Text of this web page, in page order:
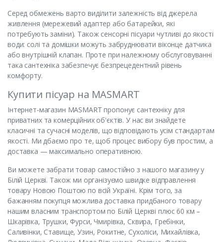
Серед обмежень варто виділити залежність від джерела
живлення (мережевий адаптер або батарейки, які
потребують заміни). Також сенсорні пісуари чутливі до якості
води: солі та домішки можуть забруднювати віконце датчика
або внутрішній клапан. Проте при належному обслуговуванні
така сантехніка забезпечує безпрецедентний рівень
комфорту.
Купити пісуар на MASMART
Інтернет-магазин MASMART пропонує сантехніку для
приватних та комерційних об'єктів. У нас ви знайдете
класичні та сучасні моделів, що відповідають усім стандартам
якості. Ми дбаємо про те, щоб процес вибору був простим, а
доставка — максимально оперативною.
Ви можете забрати товар самостійно з нашого магазину у
Білій Церкві. Також ми організуємо швидке відправлення
товару Новою Поштою по всій Україні. Крім того, за
бажанням покупця можлива доставка придбаного товару
нашим власним транспортом по Білій Церкві плюс 60 км –
Шкарівка, Трушки, Фурси, Чмирівка, Сквира, Гребінки,
Саливінки, Ставище, Узин, Рокитне, Сухоліси, Михайлівка,